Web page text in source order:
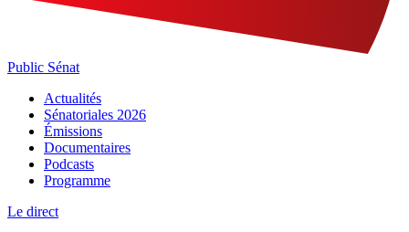
Public Sénat
Actualités
Sénatoriales 2026
Émissions
Documentaires
Podcasts
Programme
Le direct